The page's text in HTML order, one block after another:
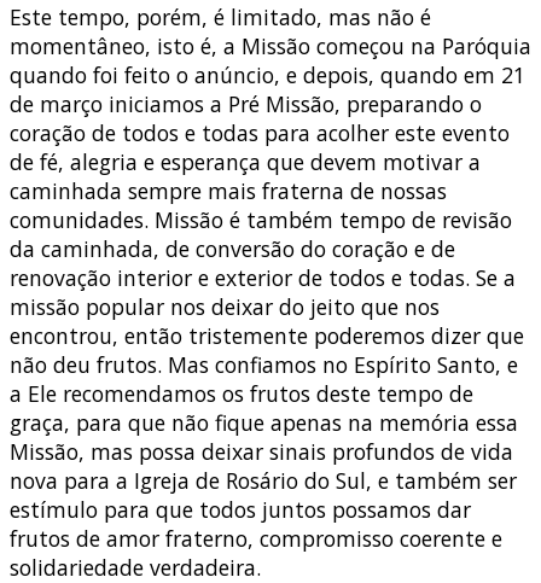
Este tempo, porém, é limitado, mas não é
momentâneo, isto é, a Missão começou na Paróquia
quando foi feito o anúncio, e depois, quando em 21
de março iniciamos a Pré Missão, preparando o
coração de todos e todas para acolher este evento
de fé, alegria e esperança que devem motivar a
caminhada sempre mais fraterna de nossas
comunidades. Missão é também tempo de revisão
da caminhada, de conversão do coração e de
renovação interior e exterior de todos e todas. Se a
missão popular nos deixar do jeito que nos
encontrou, então tristemente poderemos dizer que
não deu frutos. Mas confiamos no Espírito Santo, e
a Ele recomendamos os frutos deste tempo de
graça, para que não fique apenas na memória essa
Missão, mas possa deixar sinais profundos de vida
nova para a Igreja de Rosário do Sul, e também ser
estímulo para que todos juntos possamos dar
frutos de amor fraterno, compromisso coerente e
solidariedade verdadeira.